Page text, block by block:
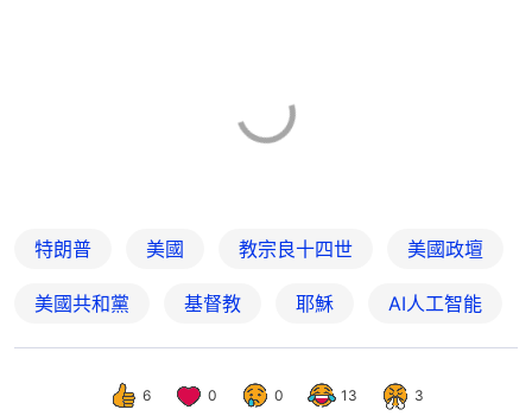
特朗普 美國 教宗良十四世 美國政壇
美國共和黨 基督教 耶穌 AI人工智能
6 0 0 13 3